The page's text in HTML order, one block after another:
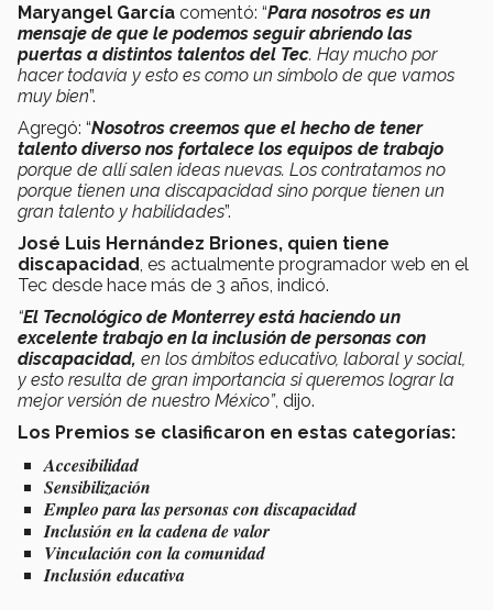
Maryangel García comentó: “Para nosotros es un
mensaje de que le podemos seguir abriendo las
puertas a distintos talentos del Tec. Hay mucho por
hacer todavía y esto es como un símbolo de que vamos
muy bien”.
Agregó: “Nosotros creemos que el hecho de tener
talento diverso nos fortalece los equipos de trabajo
porque de allí salen ideas nuevas. Los contratamos no
porque tienen una discapacidad sino porque tienen un
gran talento y habilidades”.
José Luis Hernández Briones, quien tiene
discapacidad, es actualmente programador web en el
Tec desde hace más de 3 años, indicó.
“El Tecnológico de Monterrey está haciendo un
excelente trabajo en la inclusión de personas con
discapacidad, en los ámbitos educativo, laboral y social,
y esto resulta de gran importancia si queremos lograr la
mejor versión de nuestro México”, dijo.
Los Premios se clasificaron en estas categorías:
Accesibilidad
Sensibilización
Empleo para las personas con discapacidad
Inclusión en la cadena de valor
Vinculación con la comunidad
Inclusión educativa